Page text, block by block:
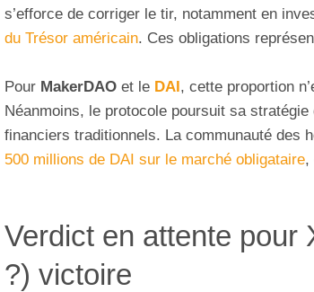
s’efforce de corriger le tir, notamment en
du Trésor américain. Ces obligations
Pour MakerDAO et le DAI , cette proportion
Néanmoins, le protocole poursuit sa
financiers traditionnels. La communauté des
500 millions de DAI sur le marché obligataire,
Verdict en attente pour
?) victoire